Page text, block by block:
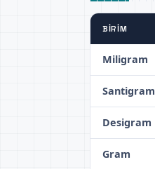
BIRIM
Miligram
Santigram
Desigram
Gram